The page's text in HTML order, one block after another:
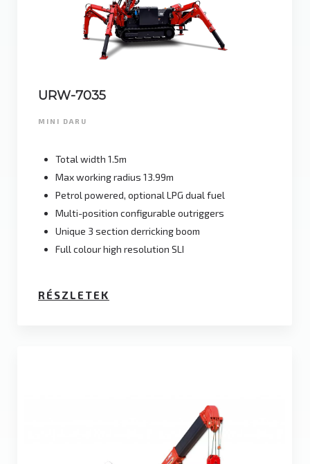
URW-7035
MINI DARU
Total width 1.5m
Max working radius 13.99m
Petrol powered, optional LPG dual fuel
Multi-position configurable outriggers
Unique 3 section derricking boom
Full colour high resolution SLI
RÉSZLETEK